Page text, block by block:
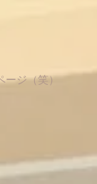
ージ（笑）